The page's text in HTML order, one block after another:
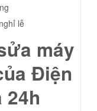
lễ
máy
Điện
24h